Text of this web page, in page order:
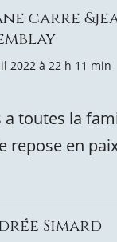
carre
2022 à 22 h 11 min
a toutes la
repose en
Simard